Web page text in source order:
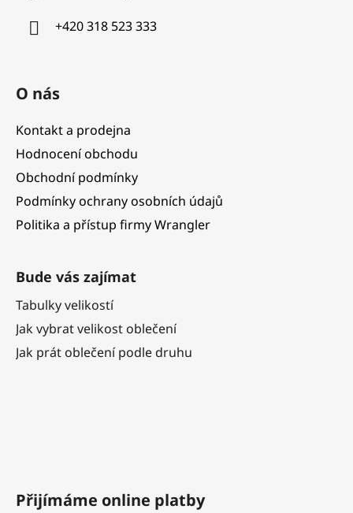
+420 318 523 333
O nás
Kontakt a prodejna
Hodnocení obchodu
Obchodní podmínky
Podmínky ochrany osobních údajů
Politika a přístup firmy Wrangler
Bude vás zajímat
Tabulky velikostí
Jak vybrat velikost oblečení
Jak prát oblečení podle druhu
Přijímáme online platby